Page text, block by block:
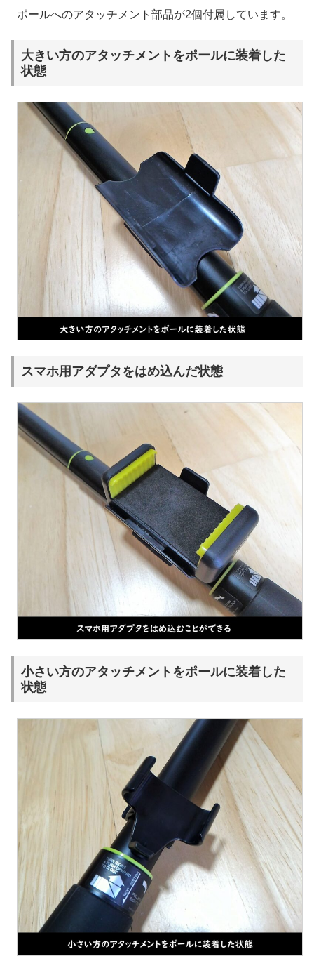
ポールへのアタッチメント部品が2個付属しています。
大きい方のアタッチメントをポールに装着した
状態
スマホ用アダプタをはめ込んだ状態
小さい方のアタッチメントをポールに装着した
状態